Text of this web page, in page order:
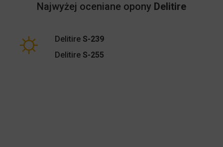
Najwyżej oceniane opony Delitire
Delitire S-239
Delitire S-255